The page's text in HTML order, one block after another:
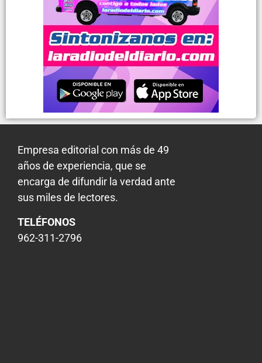
Empresa editorial con más de 49
años de experiencia, que se
encarga de difundir la verdad ante
sus miles de lectores.
TELÉFONOS
962-311-2796